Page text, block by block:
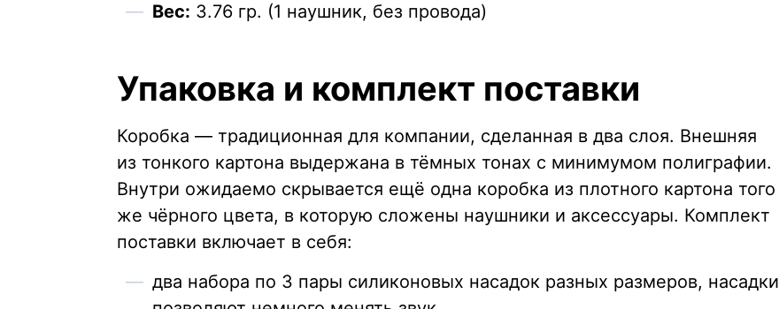
Вес: 3.76 гр. (1 наушник, без провода)
Упаковка и комплект поставки
Коробка — традиционная для компании, сделанная в два слоя. Внешняя
из тонкого картона выдержана в тёмных тонах с минимумом полиграфии.
Внутри ожидаемо скрывается ещё одна коробка из плотного картона того
же чёрного цвета, в которую сложены наушники и аксессуары. Комплект
поставки включает в себя:
два набора по 3 пары силиконовых насадок разных размеров, насадки